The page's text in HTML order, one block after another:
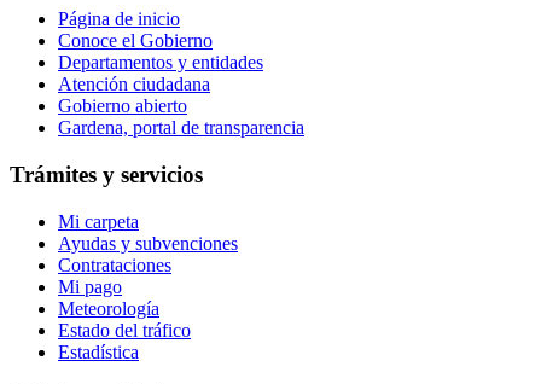
Página de inicio
Conoce el Gobierno
Departamentos y entidades
Atención ciudadana
Gobierno abierto
Gardena, portal de transparencia
Trámites y servicios
Mi carpeta
Ayudas y subvenciones
Contrataciones
Mi pago
Meteorología
Estado del tráfico
Estadística